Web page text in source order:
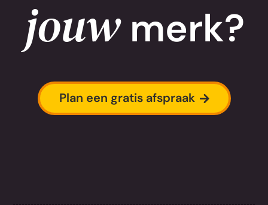
jouwmerk?
Plan een gratis afspraak